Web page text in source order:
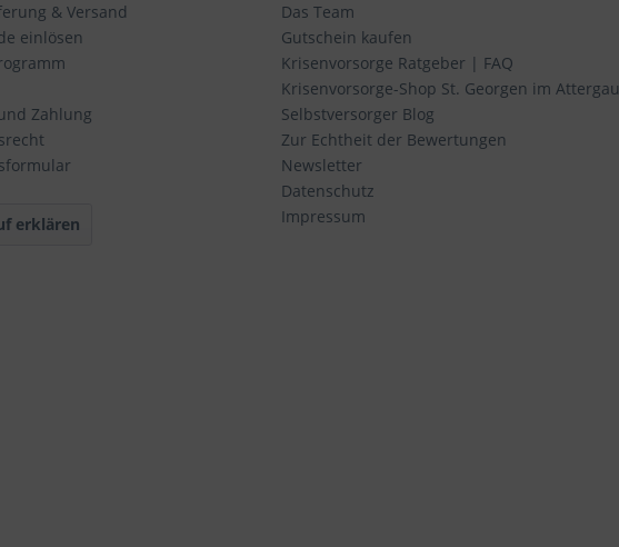
& Versand
einlösen
Zahlung
erklären
Das Team
Gutschein kaufen
Krisenvorsorge Ratgeber | FAQ
Krisenvorsorge-Shop St. Georgen im Attergau
Selbstversorger Blog
Zur Echtheit der Bewertungen
Newsletter
Datenschutz
Impressum